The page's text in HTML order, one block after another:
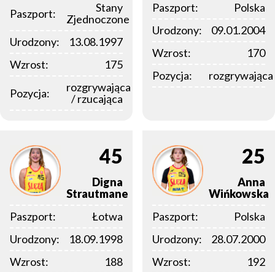
Paszport:
Stany
Zjednoczone
Urodzony:
13.08.1997
Wzrost:
175
Pozycja:
rozgrywająca
/ rzucająca
Paszport:
Polska
Urodzony:
09.01.2004
Wzrost:
170
Pozycja:
rozgrywająca
45
Digna
Strautmane
Paszport:
Łotwa
Urodzony:
18.09.1998
Wzrost:
188
25
Anna
Wińkowska
Paszport:
Polska
Urodzony:
28.07.2000
Wzrost:
192